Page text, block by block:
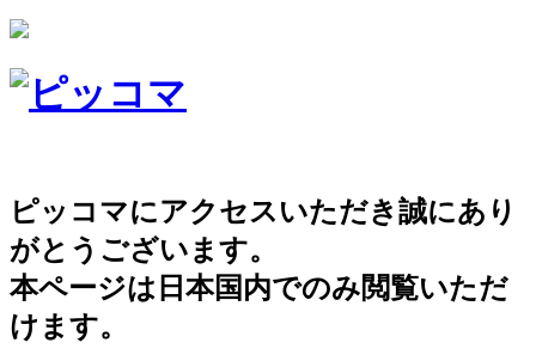
ピッコマにアクセスいただき誠にあり
がとうございます。
本ページは日本国内でのみ閲覧いただ
けます。